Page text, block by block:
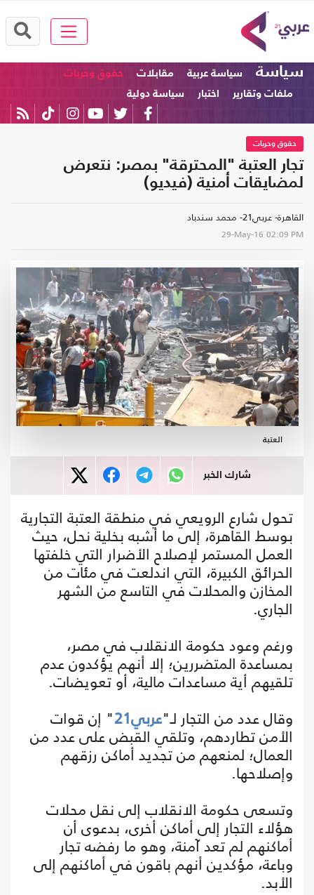
سياسة سياسة عربية مقابلات
حقوق وحريات
ملفات وتقارير
اختبار سياسة دولية
حقوق وحريات
تجار العتبة "المحترقة" بمصر: نتعرض
لمضايقات أمنية (فيديو)
القاهرة- عربي21- محمد سندباد
29-May-16 02:09 PM
العتبة
شارك الخبر
تحول شارع الرويعي في منطقة العتبة التجارية
بوسط القاهرة، إلى ما أشبه بخلية نحل، حيث
العمل المستمر لإصلاح الأضرار التي خلفتها
الحرائق الكبيرة، التي اندلعت في مئات من
المخازن والمحلات في التاسع من الشهر
الجاري.
ورغم وعود حكومة الانقلاب في مصر،
بمساعدة المتضررين؛ إلا أنهم يؤكدون عدم
تلقيهم أية مساعدات مالية، أو تعويضات.
وقال عدد من التجار لـ"عربي21 " إن قوات
الأمن تطاردهم، وتلقي القبض على عدد من
العمال؛ لمنعهم من تجديد أماكن رزقهم
وإصلاحها.
وتسعى حكومة الانقلاب إلى نقل محلات
هؤلاء التجار إلى أماكن أخرى، بدعوى أن
أماكنهم لم تعد آمنة، وهو ما رفضه تجار
وباعة، مؤكدين أنهم باقون في أماكنهم إلى
الأبد.